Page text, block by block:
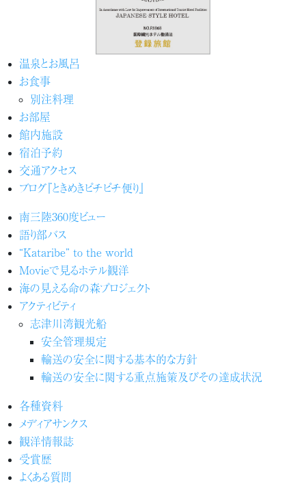
温泉とお風呂
お食事
別注料理
お部屋
館内施設
宿泊予約
交通アクセス
ブログ『ときめきピチピチ便り』
南三陸360度ビュー
語り部バス
“Kataribe” to the world
Movieで見るホテル観洋
海の見える命の森プロジェクト
アクティビティ
志津川湾観光船
安全管理規定
輸送の安全に関する基本的な方針
輸送の安全に関する重点施策及びその達成状況
各種資料
メディアサンクス
観洋情報誌
受賞歴
よくある質問